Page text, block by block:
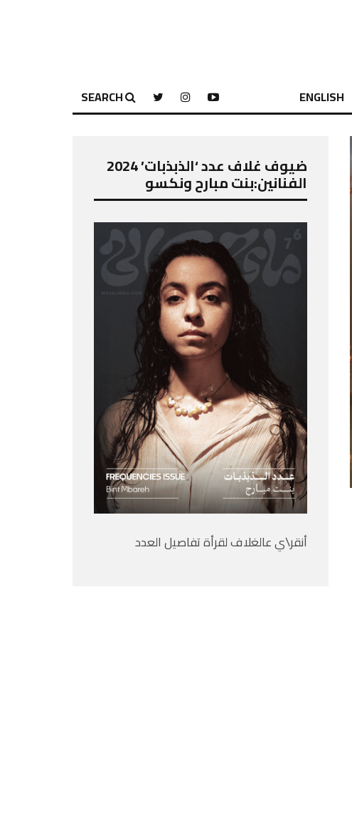
ENGLISH
SEARCH
ضيوف غلاف عدد ‘الذبذبات’ 2024
الفنانين:بنت مبارح ونكسو
أنقر\ي عالغلاف لقرأة تفاصيل العدد